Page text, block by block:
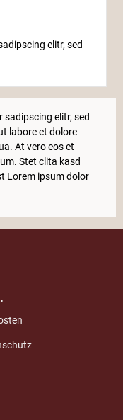
elitr, sed
elitr, sed
labore et dolore
At vero eos et
Stet clita kasd
Lorem ipsum dolor